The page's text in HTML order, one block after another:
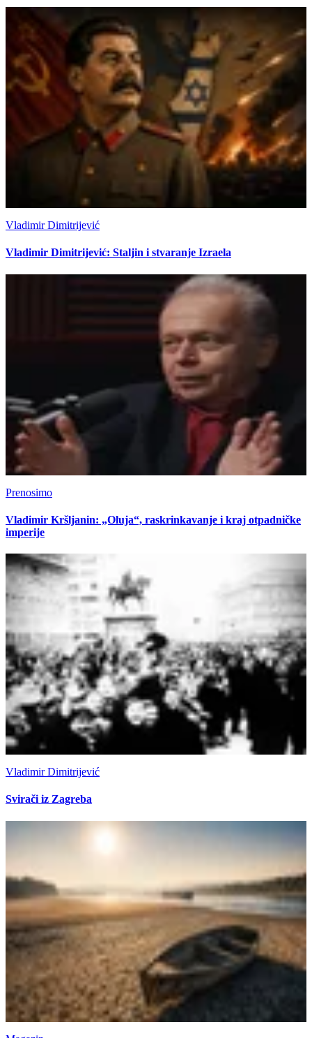
Vladimir Dimitrijević
Vladimir Dimitrijević: Staljin i stvaranje Izraela
Prenosimo
Vladimir Kršljanin: „Oluja“, raskrinkavanje i kraj otpadničke
imperije
Vladimir Dimitrijević
Svirači iz Zagreba